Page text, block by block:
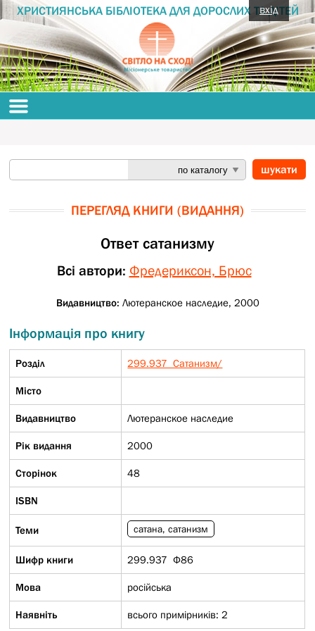
ХРИСТИЯНСЬКА БІБЛІОТЕКА ДЛЯ ДОРОСЛИХ ТА ДІТЕЙ
ПЕРЕГЛЯД КНИГИ (ВИДАННЯ)
Ответ сатанизму
Всі автори: Фредериксон, Брюс
Видавництво: Лютеранское наследие, 2000
Інформація про книгу
Розділ 299.937 Сатанизм/
Micто
Видавництво Лютеранское наследие
Рік видання 2000
Сторінок 48
ISBN
Теми сатана, сатанизм
Шифр книги 299.937 Ф86
Мова російська
Наявніть всього примірників: 2
вхід